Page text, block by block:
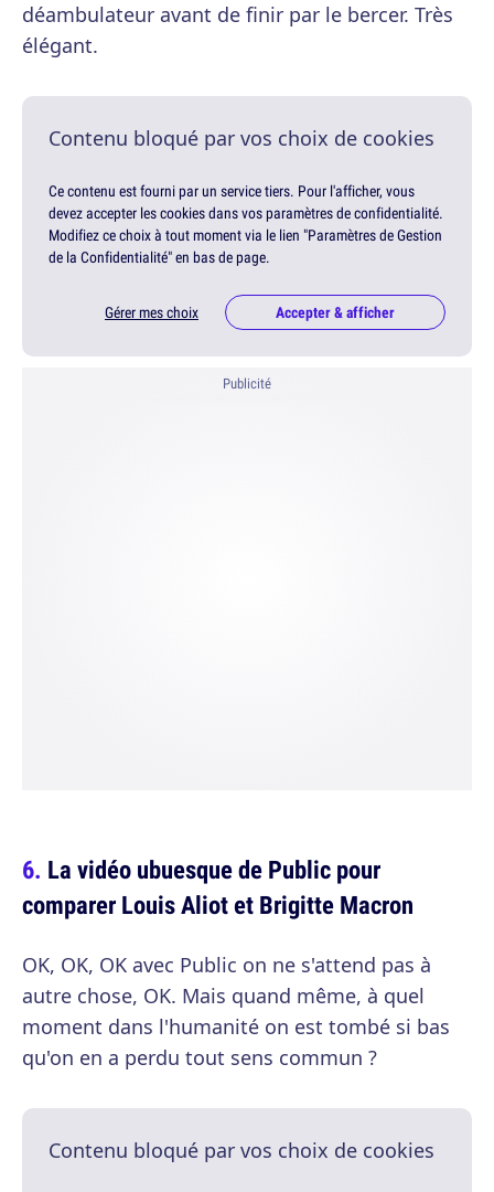
déambulateur avant de finir par le bercer. Très
élégant.
Contenu bloqué par vos choix de cookies
Ce contenu est fourni par un service tiers. Pour l'afficher, vous
devez accepter les cookies dans vos paramètres de confidentialité.
Modifiez ce choix à tout moment via le lien "Paramètres de Gestion
de la Confidentialité" en bas de page.
Gérer mes choix Accepter & afficher
Publicité
La vidéo ubuesque de Public pour
comparer Louis Aliot et Brigitte Macron
OK, OK, OK avec Public on ne s'attend pas à
autre chose, OK. Mais quand même, à quel
moment dans l'humanité on est tombé si bas
qu'on en a perdu tout sens commun ?
Contenu bloqué par vos choix de cookies